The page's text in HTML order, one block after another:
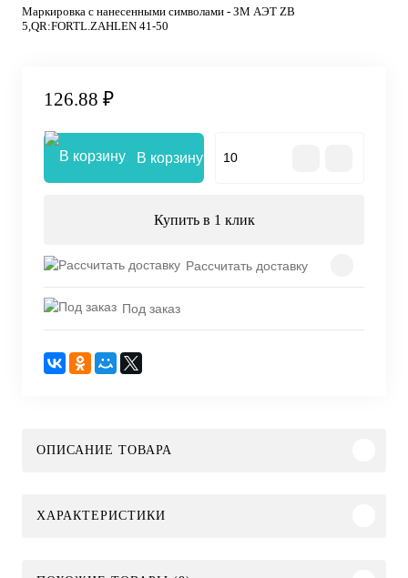
Маркировка с нанесенными символами - ЗМ АЭТ ZB
5,QR:FORTL.ZAHLEN 41-50
126.88 ₽
В корзину
Купить в 1 клик
Рассчитать доставку
Под заказ
ОПИСАНИЕ ТОВАРА
ХАРАКТЕРИСТИКИ